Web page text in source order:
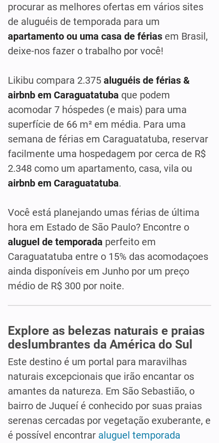
procurar as melhores ofertas em vários sites
de aluguéis de temporada para um
apartamento ou uma casa de férias em Brasil,
deixe-nos fazer o trabalho por você!
Likibu compara 2.375 aluguéis de férias &
airbnb em Caraguatatuba que podem
acomodar 7 hóspedes (e mais) para uma
superfície de 66 m² em média. Para uma
semana de férias em Caraguatatuba, reservar
facilmente uma hospedagem por cerca de R$
2.348 como um apartamento, casa, vila ou
airbnb em Caraguatatuba.
Você está planejando umas férias de última
hora em Estado de São Paulo? Encontre o
aluguel de temporada perfeito em
Caraguatatuba entre o 15% das acomodaçoes
ainda disponíveis em Junho por um preço
médio de R$ 300 por noite.
Explore as belezas naturais e praias
deslumbrantes da América do Sul
Este destino é um portal para maravilhas
naturais excepcionais que irão encantar os
amantes da natureza. Em São Sebastião, o
bairro de Juqueí é conhecido por suas praias
serenas cercadas por vegetação exuberante, e
é possível encontrar aluguel temporada